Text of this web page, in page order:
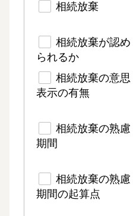
相続放棄
相続放棄が認め
られるか
相続放棄の意思
表示の有無
相続放棄の熟慮
期間
相続放棄の熟慮
期間の起算点